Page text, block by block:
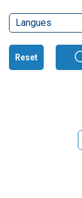
Langues
Reset